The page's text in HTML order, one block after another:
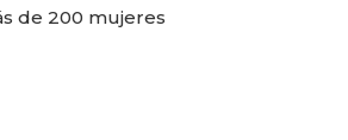
de 200 mujeres